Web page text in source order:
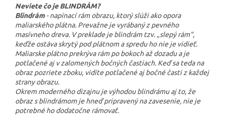
Neviete čo je BLINDRÁM?
Blindrám- napínací rám obrazu, ktorý slúži ako opora
maliarského plátna. Prevažne je vyrábaný z pevného
masívneho dreva. V preklade je blindrám tzv. „slepý rám“,
keďže ostáva skrytý pod plátnom a spredu ho nie je vidieť.
Maliarske plátno prekrýva rám po bokoch až dozadu a je
potlačené aj v zalomených bočných častiach. Keď sa teda na
obraz pozriete zboku, vidíte potlačené aj bočné časti z každej
strany obrazu.
Okrem moderného dizajnu je výhodou blindrámu aj to, že
obraz s blindrámom je hneď pripravený na zavesenie, nie je
potrebné ho dodatočne rámovať.